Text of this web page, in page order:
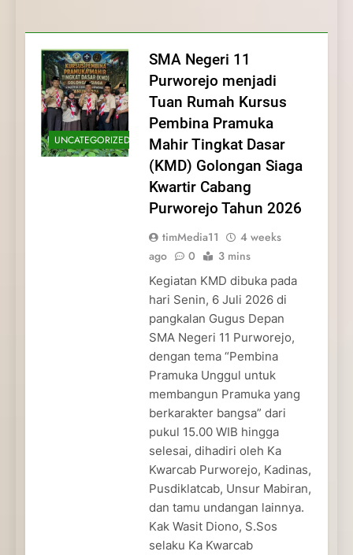
dan Pengabdian Generasi
Pramuka
Pramuka
Kepedulian
UNCATEGORIZED
SMA Negeri 11
Purworejo menjadi
Tuan Rumah Kursus
Pembina Pramuka
Mahir Tingkat Dasar
(KMD) Golongan Siaga
Kwartir Cabang
Purworejo Tahun 2026
timMedia11
4 weeks
ago
0 3 mins
Kegiatan KMD dibuka pada
hari Senin, 6 Juli 2026 di
pangkalan Gugus Depan
SMA Negeri 11 Purworejo,
dengan tema “Pembina
Pramuka Unggul untuk
membangun Pramuka yang
berkarakter bangsa” dari
pukul 15.00 WIB hingga
selesai, dihadiri oleh Ka
Kwarcab Purworejo, Kadinas,
Pusdiklatcab, Unsur Mabiran,
dan tamu undangan lainnya.
Kak Wasit Diono, S.Sos
selaku Ka Kwarcab